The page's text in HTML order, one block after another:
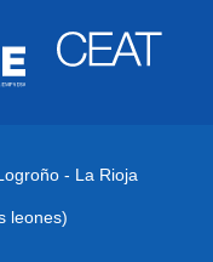
- La Rioja
leones)